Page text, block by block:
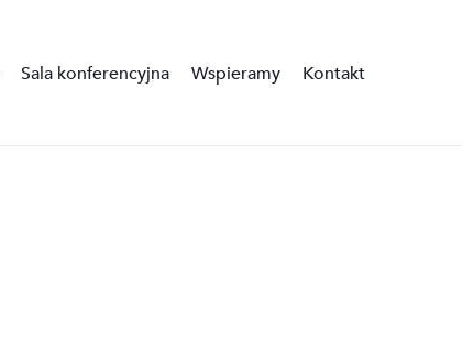
Sala konferencyjna Wspieramy Kontakt